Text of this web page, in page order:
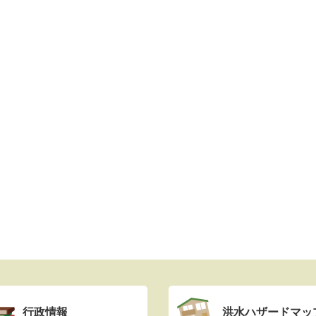
行政情報 洪水ハザードマッ